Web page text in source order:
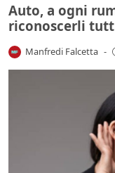
Auto, a ogni
riconoscerli
Manfredi Falcetta -